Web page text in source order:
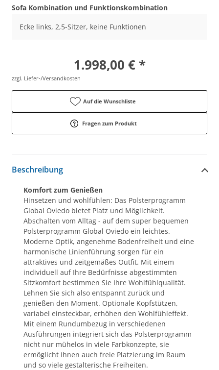
Sofa Kombination und Funktionskombination
Ecke links, 2,5-Sitzer, keine Funktionen
1.998,00 € *
zzgl. Liefer-/Versandkosten
Auf die Wunschliste
Fragen zum Produkt
Beschreibung
Komfort zum Genießen
Hinsetzen und wohlfühlen: Das Polsterprogramm
Global Oviedo bietet Platz und Möglichkeit.
Abschalten vom Alltag - auf dem super bequemen
Polsterprogramm Global Oviedo ein leichtes.
Moderne Optik, angenehme Bodenfreiheit und eine
harmonische Linienführung sorgen für ein
attraktives und zeitgemäßes Outfit. Mit einem
individuell auf Ihre Bedürfnisse abgestimmten
Sitzkomfort bestimmen Sie Ihre Wohlfühlqualität.
Lehnen Sie sich also entspannt zurück und
genießen den Moment. Optionale Kopfstützen,
variabel einsteckbar, erhöhen den Wohlfühleffekt.
Mit einem Rundumbezug in verschiedenen
Ausführungen integriert sich das Polsterprogramm
nicht nur mühelos in viele Farbkonzepte, sie
ermöglicht Ihnen auch freie Platzierung im Raum
und so viele gestalterische Freiheiten.